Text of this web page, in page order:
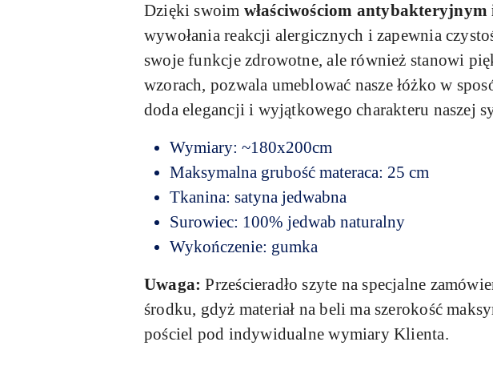
Dzięki swoim właściwościom
wywołania reakcji alergicznych i zapewnia
swoje funkcje zdrowotne, ale również stanowi
wzorach, pozwala umeblować nasze łóżko w
doda elegancji i wyjątkowego charakteru naszej
Wymiary: ~180x200cm
Maksymalna grubość materaca: 25 cm
Tkanina: satyna jedwabna
Surowiec: 100% jedwab naturalny
Wykończenie: gumka
Uwaga: Prześcieradło szyte na specjalne
środku, gdyż materiał na beli ma szerokość
pościel pod indywidualne wymiary Klienta.